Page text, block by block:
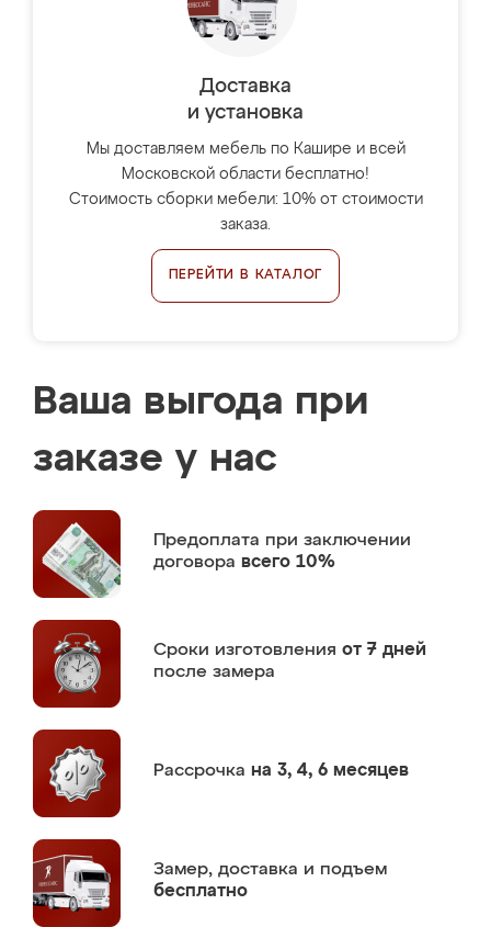
Доставка
и установка
Мы доставляем мебель по Кашире и всей
Московской области бесплатно!
Стоимость сборки мебели: 10% от стоимости
заказа.
ПЕРЕЙТИ В КАТАЛОГ
Ваша выгода при
заказе у нас
Предоплата при заключении
договора всего 10%
Сроки изготовления от 7 дней
после замера
Рассрочка на 3, 4, 6 месяцев
Замер, доставка и подъем
бесплатно